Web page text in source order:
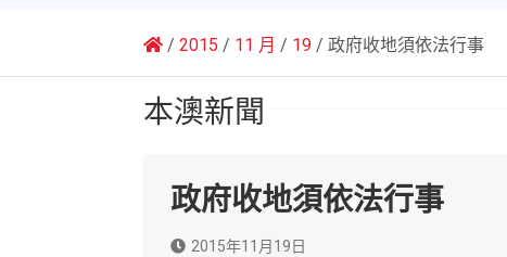
2015 11 月 19 政府收地須依法行事
本澳新聞
政府收地須依法行事
2015年11月19日